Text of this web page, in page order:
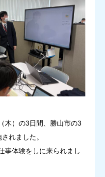
木）の3日間、勝山市の3
れました。
事体験をしに来られまし